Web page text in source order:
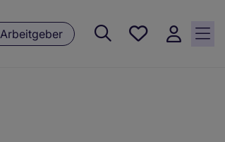
Meine